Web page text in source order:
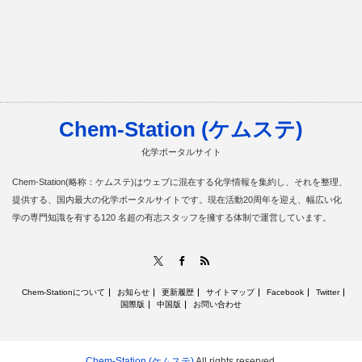
Chem-Station (ケムステ)
化学ポータルサイト
Chem-Station(略称：ケムステ)はウェブに混在する化学情報を集約し、それを整理、
提供する、国内最大の化学ポータルサイトです。現在活動20周年を迎え、幅広い化
学の専門知識を有する120 名超の有志スタッフを擁する体制で運営しています。
Facebook
Chem-Stationについて お知らせ 更新履歴 サイトマップ Facebook
Twitter
国際版
中国版 お問い合わせ